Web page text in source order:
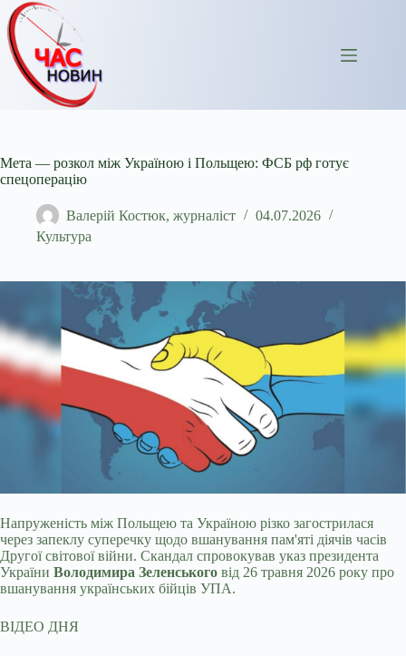
Перейти
до
вмісту
Мета — розкол між Україною і Польщею: ФСБ рф готує
спецоперацію
Валерій Костюк, журналіст
04.07.2026
Культура
Напруженість між Польщею та Україною різко загострилася
через запеклу суперечку щодо вшанування пам'яті діячів часів
Другої світової війни. Скандал спровокував указ президента
України Володимира Зеленського від 26 травня 2026 року про
вшанування українських бійців УПА.
ВІДЕО ДНЯ